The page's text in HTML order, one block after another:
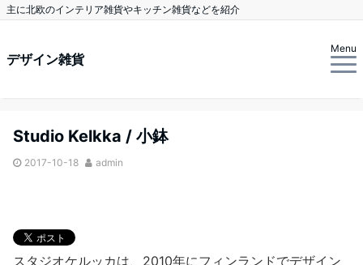
主に北欧のインテリア雑貨やキッチン雑貨などを紹介
デザイン雑貨
Menu
Studio Kelkka / 小鉢
2017-10-18 admin
スタジオケルッカは、2010年にフィンランドでデザイン